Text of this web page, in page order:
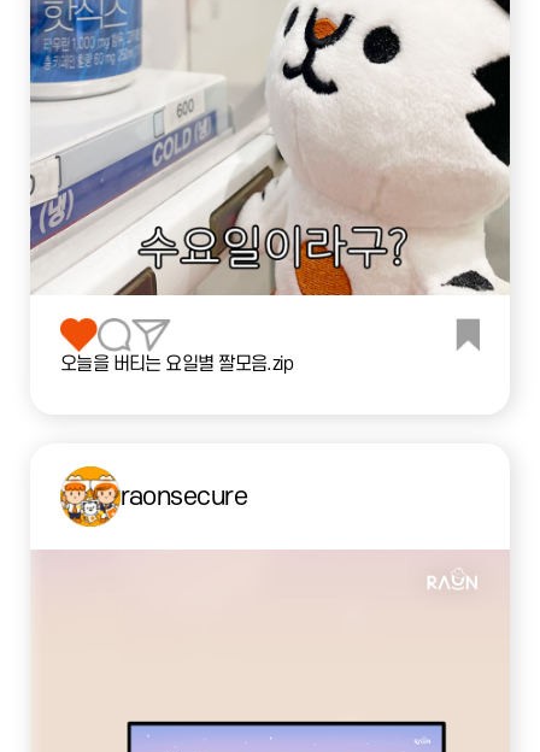
오늘을 버티는 요일별 짤모음.zip
raonsecure